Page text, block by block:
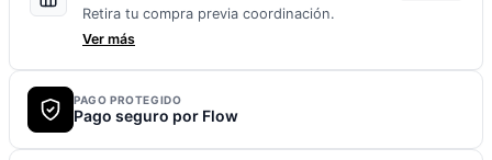
Retira tu compra previa coordinación.
Ver más
PAGO PROTEGIDO
Pago seguro por Flow